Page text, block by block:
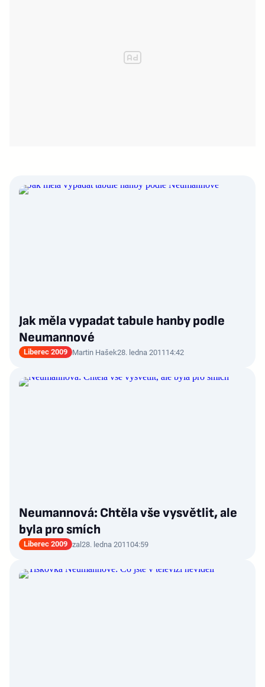
Jak měla vypadat tabule hanby podle
Neumannové
Liberec 2009 Martin Hašek28. ledna 2011 14:42
Neumannová: Chtěla vše vysvětlit, ale
byla pro smích
Liberec 2009 zal28. ledna 201104:59